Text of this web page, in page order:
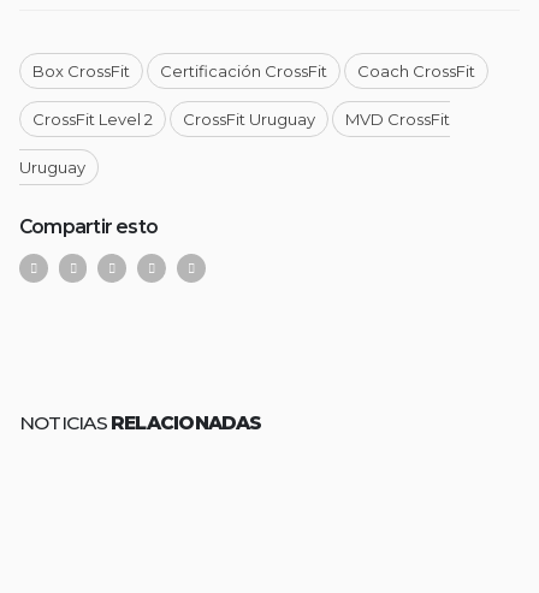
Box CrossFit Certificación CrossFit Coach CrossFit
CrossFit Level 2 CrossFit Uruguay MVD CrossFit
Uruguay
Compartir esto
NOTICIAS RELACIONADAS